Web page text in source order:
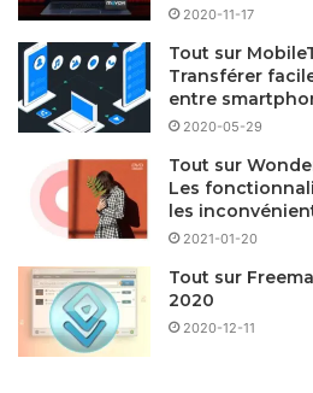
2020-11-17
Tout sur
Transférer
entre
2020-05-29
Tout sur
Les
les
2021-01-20
Tout sur
2020
2020-12-11